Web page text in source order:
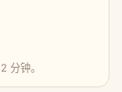
分钟。